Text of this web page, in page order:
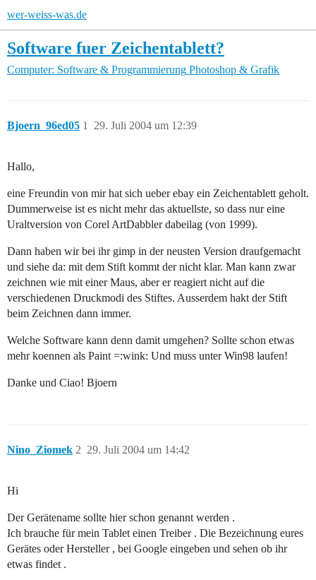
wer-weiss-was.de
Software fuer Zeichentablett?
Computer: Software & Programmierung Photoshop & Grafik
Bjoern_96ed05 29. Juli 2004 um 12:39
1
Hallo,
eine Freundin von mir hat sich ueber ebay ein Zeichentablett geholt.
Dummerweise ist es nicht mehr das aktuellste, so dass nur eine
Uraltversion von Corel ArtDabbler dabeilag (von 1999).
Dann haben wir bei ihr gimp in der neusten Version draufgemacht
und siehe da: mit dem Stift kommt der nicht klar. Man kann zwar
zeichnen wie mit einer Maus, aber er reagiert nicht auf die
verschiedenen Druckmodi des Stiftes. Ausserdem hakt der Stift
beim Zeichnen dann immer.
Welche Software kann denn damit umgehen? Sollte schon etwas
mehr koennen als Paint =:wink: Und muss unter Win98 laufen!
Danke und Ciao! Bjoern
Nino_Ziomek 29. Juli 2004 um 14:42
2
Hi
Der Gerätename sollte hier schon genannt werden .
Ich brauche für mein Tablet einen Treiber . Die Bezeichnung eures
Gerätes oder Hersteller , bei Google eingeben und sehen ob ihr
etwas findet .